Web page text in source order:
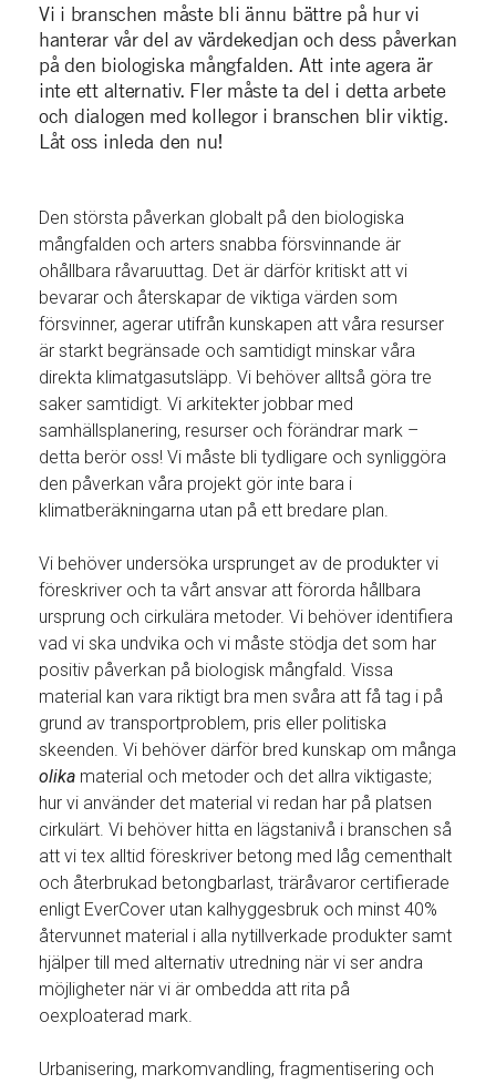
Vi i branschen måste bli ännu bättre på hur vi
hanterar vår del av värdekedjan och dess påverkan
på den biologiska mångfalden. Att inte agera är
inte ett alternativ. Fler måste ta del i detta arbete
och dialogen med kollegor i branschen blir viktig.
Låt oss inleda den nu!
Den största påverkan globalt på den biologiska
mångfalden och arters snabba försvinnande är
ohållbara råvaruuttag. Det är därför kritiskt att vi
bevarar och återskapar de viktiga värden som
försvinner, agerar utifrån kunskapen att våra resurser
är starkt begränsade och samtidigt minskar våra
direkta klimatgasutsläpp. Vi behöver alltså göra tre
saker samtidigt. Vi arkitekter jobbar med
samhällsplanering, resurser och förändrar mark –
detta berör oss! Vi måste bli tydligare och synliggöra
den påverkan våra projekt gör inte bara i
klimatberäkningarna utan på ett bredare plan.
Vi behöver undersöka ursprunget av de produkter vi
föreskriver och ta vårt ansvar att förorda hållbara
ursprung och cirkulära metoder. Vi behöver identifiera
vad vi ska undvika och vi måste stödja det som har
positiv påverkan på biologisk mångfald. Vissa
material kan vara riktigt bra men svåra att få tag i på
grund av transportproblem, pris eller politiska
skeenden. Vi behöver därför bred kunskap om många
olika material och metoder och det allra viktigaste;
hur vi använder det material vi redan har på platsen
cirkulärt. Vi behöver hitta en lägstanivå i branschen så
att vi tex alltid föreskriver betong med låg cementhalt
och återbrukad betongbarlast, träråvaror certifierade
enligt EverCover utan kalhyggesbruk och minst 40%
återvunnet material i alla nytillverkade produkter samt
hjälper till med alternativ utredning när vi ser andra
möjligheter när vi är ombedda att rita på
oexploaterad mark.
Urbanisering, markomvandling, fragmentisering och